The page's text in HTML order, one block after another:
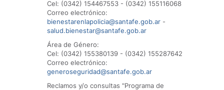
Cel: (0342) 154467553 - (0342) 155116068
Correo electrónico:
bienestarenlapolicia@santafe.gob.ar -
salud.bienestar@santafe.gob.ar
Área de Género:
Cel: (0342) 155380139 - (0342) 155287642
Correo electrónico:
generoseguridad@santafe.gob.ar
Reclamos y/o consultas "Programa de